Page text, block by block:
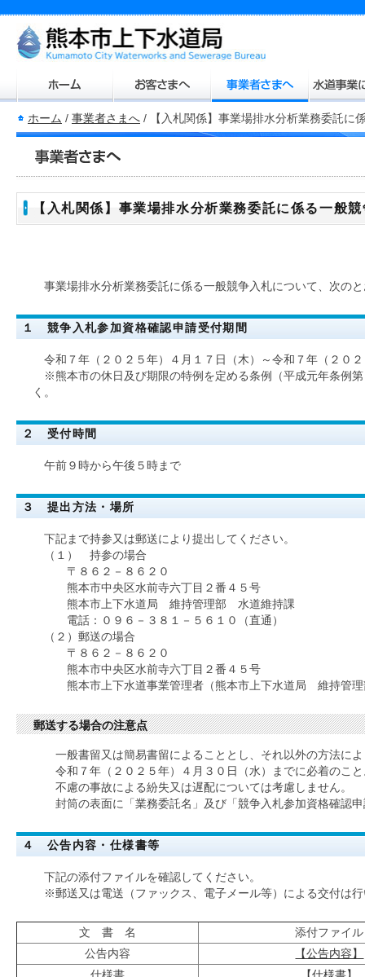
ホーム / 事業者さまへ / 【入札関係】事業場排水分析業務委託に
【入札関係】事業場排水分析業務委託に係る一般
事業場排水分析業務委託に係る一般競争入札について、次の
１ 競争入札参加資格確認申請受付期間
令和７年（２０２５年）４月１７日（木）～令和７年（２０
※熊本市の休日及び期限の特例を定める条例（平成元年条例
く。
２ 受付時間
午前９時から午後５時まで
３ 提出方法・場所
下記まで持参又は郵送により提出してください。
（１） 持参の場合
〒８６２－８６２０
熊本市中央区水前寺六丁目２番４５号
熊本市上下水道局 維持管理部 水道維持課
電話：０９６－３８１－５６１０（直通）
（２）郵送の場合
〒８６２－８６２０
熊本市中央区水前寺六丁目２番４５号
熊本市上下水道事業管理者（熊本市上下水道局 維持管
郵送する場合の注意点
一般書留又は簡易書留によることとし、それ以外の方法によ
令和７年（２０２５年）４月３０日（水）までに必着のこと
不慮の事故による紛失又は遅配については考慮しません。
封筒の表面に「業務委託名」及び「競争入札参加資格確認申
４ 公告内容・仕様書等
下記の添付ファイルを確認してください。
※郵送又は電送（ファックス、電子メール等）による交付は
文 書 名
添付ファイル
公告内容
【公告内容】